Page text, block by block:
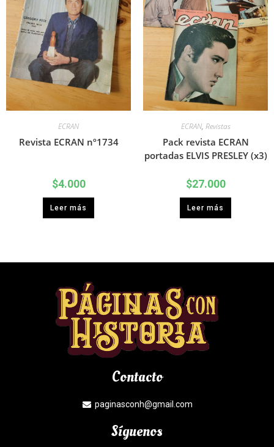
ECRAN
Revista ECRAN nº1734
$4.000
Leer más
ECRAN, Revistas
Pack revista ECRAN
portadas ELVIS PRESLEY (x3)
$27.000
Leer más
Contacto
paginasconh@gmail.com
Síguenos